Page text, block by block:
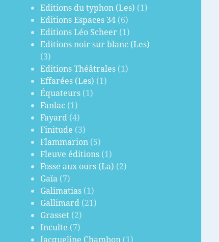
Editions du typhon (Les) (1)
Editions Espaces 34 (6)
Editions Léo Scheer (1)
Editions noir sur blanc (Les)
(3)
Editions Théâtrales (1)
Effarées (Les) (1)
Équateurs (1)
Fanlac (1)
Fayard (4)
Finitude (3)
Flammarion (5)
Fleuve éditions (1)
Fosse aux ours (La) (2)
Gaïa (7)
Galimatias (1)
Gallimard (21)
Grasset (2)
Inculte (7)
Jacqueline Chambon (1)